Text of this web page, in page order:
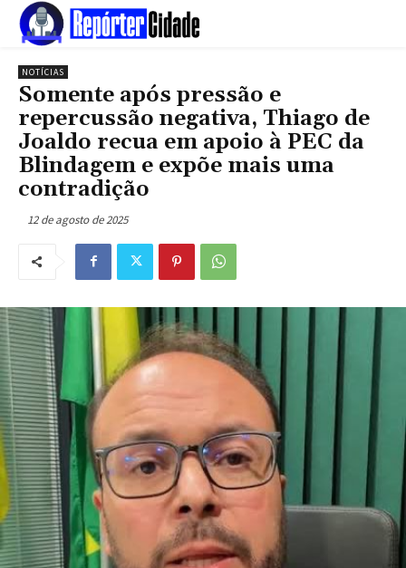
NOTÍCIAS
Somente após pressão e
repercussão negativa, Thiago de
Joaldo recua em apoio à PEC da
Blindagem e expõe mais uma
contradição
12 de agosto de 2025